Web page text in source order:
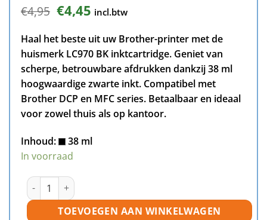
€4,95 Oorspronkelijke
prijs
was:
€4,95.
€4,45Huidige
prijs
is:
€4,45.
incl.btw
Haal het beste uit uw Brother-printer met de
huismerk LC970 BK inktcartridge. Geniet van
scherpe, betrouwbare afdrukken dankzij 38 ml
hoogwaardige zwarte inkt. Compatibel met
Brother DCP en MFC series. Betaalbaar en ideaal
voor zowel thuis als op kantoor.
Inhoud:
38 ml
In voorraad
Brother LC970 BK inktcartridge zwart huismerk aantal
TOEVOEGEN AAN WINKELWAGEN